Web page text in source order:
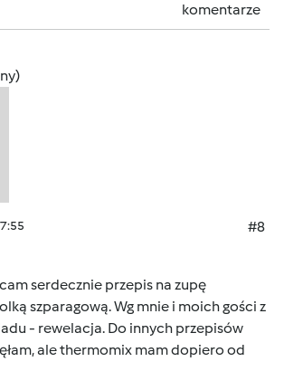
komentarze
#8
serdecznie przepis na zupę
szparagową. Wg mnie i moich gości z
- rewelacja. Do innych przepisów
ale thermomix mam dopiero od